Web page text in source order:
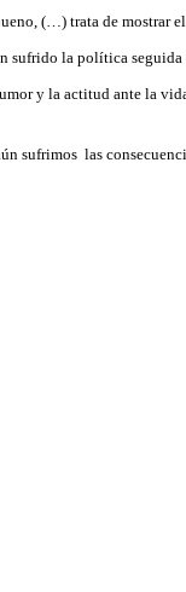
(…) trata de mostrar
sufrido la política seguida
y la actitud ante la
sufrimos las